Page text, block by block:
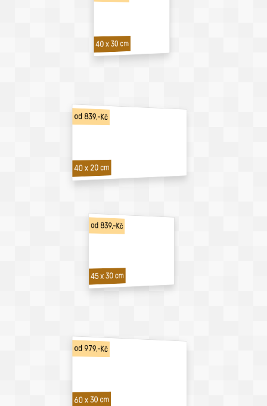
40 x 30 cm
od 839,-Kč
40 x 20 cm
od 839,-Kč
45 x 30 cm
od 979,-Kč
60 x 30 cm